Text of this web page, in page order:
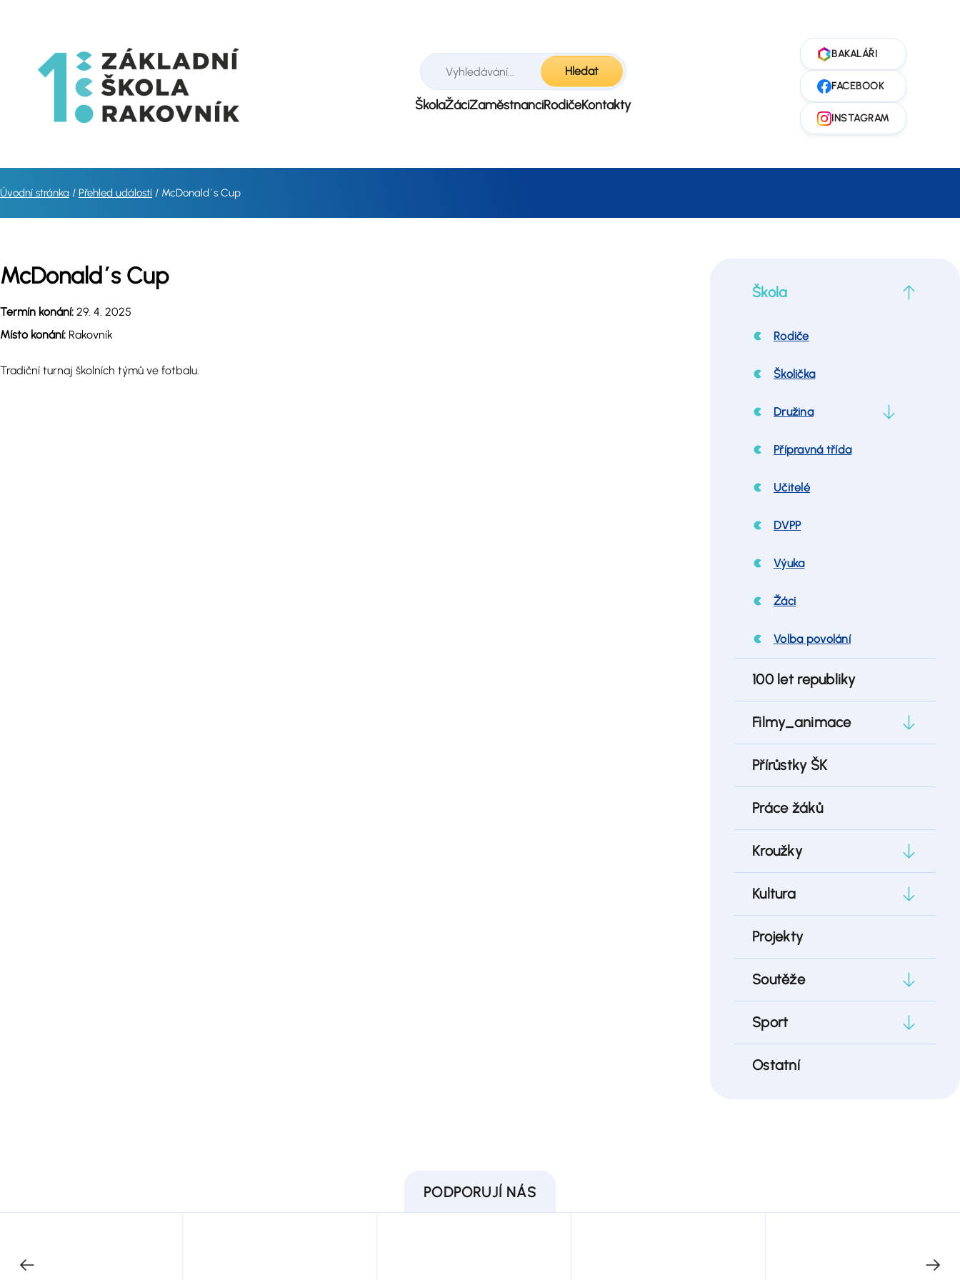
Hledat
ŠkolaŽáciZaměstnanciRodičeKontakty
Úvodní stránka Přehled událostí McDonald´s Cup
McDonald´s Cup
Termín konání: 29. 4. 2025
Místo konání: Rakovník
Tradiční turnaj školních týmů ve fotbalu.
Škola
Rodiče
Školička
Družina
Přípravná třída
Učitelé
DVPP
Výuka
Žáci
Volba povolání
100 let republiky
Filmy_animace
Přírůstky ŠK
Práce žáků
Kroužky
Kultura
Projekty
Soutěže
Sport
Ostatní
PODPORUJÍ NÁS